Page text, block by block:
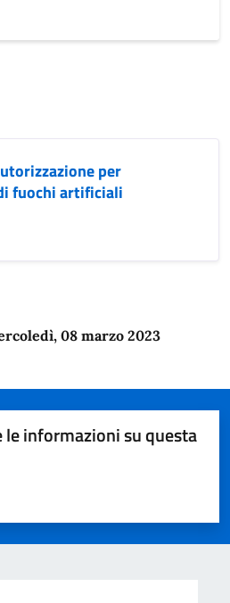
per
fuochi artificiali
08 marzo 2023
le informazioni su questa
su 5
su 5
5